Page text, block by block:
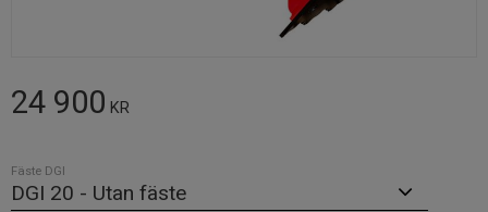
24 900 KR
Fäste DGI